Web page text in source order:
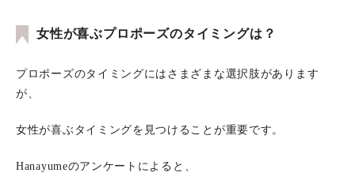
女性が喜ぶプロポーズのタイミングは？
プロポーズのタイミングにはさまざまな選択肢があります
が、
女性が喜ぶタイミングを見つけることが重要です。
Hanayumeのアンケートによると、